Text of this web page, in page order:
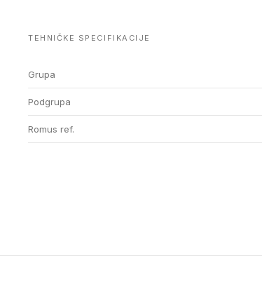
TEHNIČKE SPECIFIKACIJE
Grupa
Podgrupa
Romus ref.